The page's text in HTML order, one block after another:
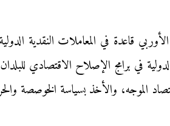
قاعدة في المعاملات النقدية
في برامج الإصلاح الاقتصادي للبلدان
الموجه، والأخذ بسياسة الخوصصة